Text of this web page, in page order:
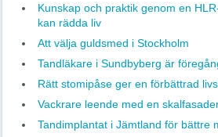
Kunskap och praktik genom en
kan rädda liv
Att välja guldsmed i Stockholm
Tandläkare i Sundbyberg är
Rätt stomipåse ger en förbättrad
Vackrare leende med en
Tandimplantat i Jämtland för bättre